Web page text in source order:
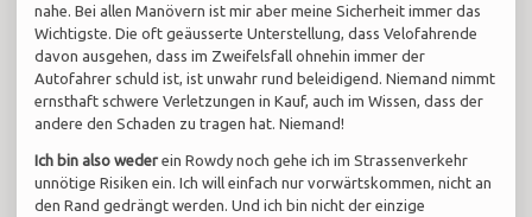
nahe. Bei allen Manövern ist mir aber meine Sicherheit immer das
Wichtigste. Die oft geäusserte Unterstellung, dass Velofahrende
davon ausgehen, dass im Zweifelsfall ohnehin immer der
Autofahrer schuld ist, ist unwahr rund beleidigend. Niemand nimmt
ernsthaft schwere Verletzungen in Kauf, auch im Wissen, dass der
andere den Schaden zu tragen hat. Niemand!
Ich bin also weder ein Rowdy noch gehe ich im Strassenverkehr
unnötige Risiken ein. Ich will einfach nur vorwärtskommen, nicht an
den Rand gedrängt werden. Und ich bin nicht der einzige